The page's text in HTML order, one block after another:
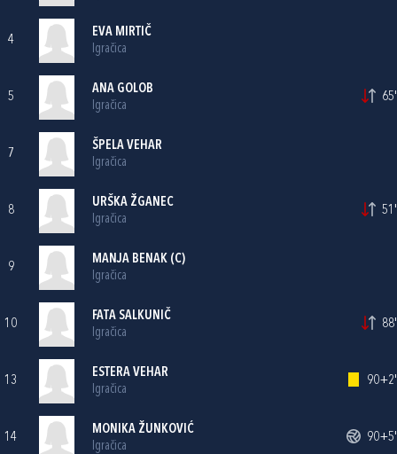
4
EVA MIRTIČ
Igračica
5
ANA GOLOB
Igračica
65'
7
ŠPELA VEHAR
Igračica
8
URŠKA ŽGANEC
Igračica
51'
9
MANJA BENAK (C)
Igračica
10
FATA SALKUNIČ
Igračica
88'
13
ESTERA VEHAR
Igračica
90+2'
14
MONIKA ŽUNKOVIĆ
Igračica
90+5'